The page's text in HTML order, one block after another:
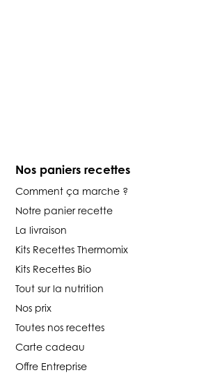
Nos paniers recettes
Comment ça marche ?
Notre panier recette
La livraison
Kits Recettes Thermomix
Kits Recettes Bio
Tout sur la nutrition
Nos prix
Toutes nos recettes
Carte cadeau
Offre Entreprise